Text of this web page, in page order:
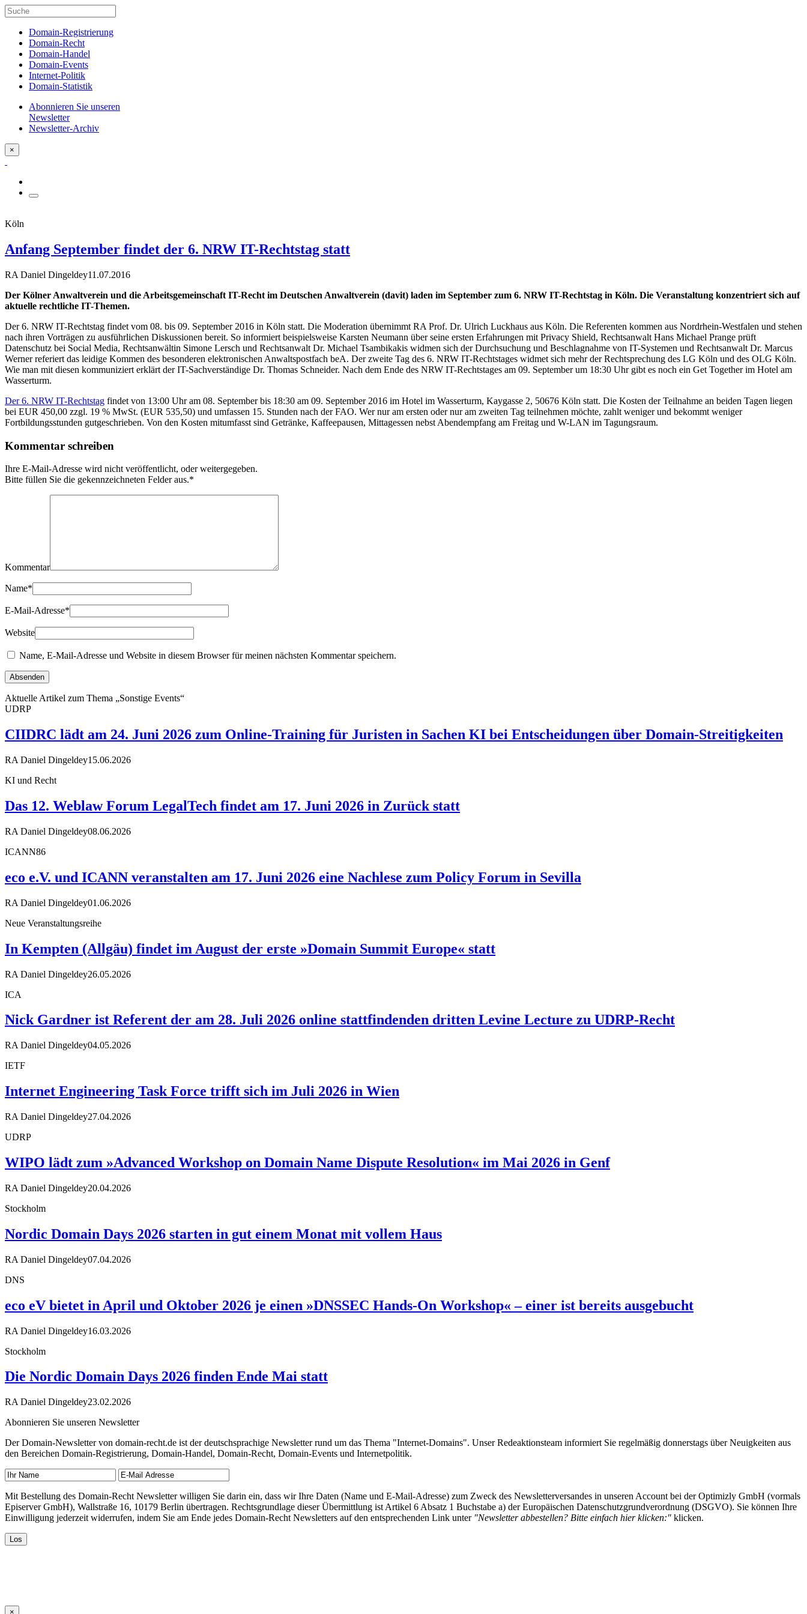
Domain-Registrierung
Domain-Recht
Domain-Handel
Domain-Events
Internet-Politik
Domain-Statistik
Abonnieren Sie unseren
Newsletter
Newsletter-Archiv
×
Köln
Anfang September findet der 6. NRW IT-Rechtstag statt
RA Daniel Dingeldey11.07.2016
Der Kölner Anwaltverein und die Arbeitsgemeinschaft IT-Recht im Deutschen Anwaltverein (davit) laden im September zum 6. NRW IT-Rechtstag in Köln. Die Veranstaltung konzentriert sich auf
aktuelle rechtliche IT-Themen.
Der 6. NRW IT-Rechtstag findet vom 08. bis 09. September 2016 in Köln statt. Die Moderation übernimmt RA Prof. Dr. Ulrich Luckhaus aus Köln. Die Referenten kommen aus Nordrhein-Westfalen und stehen
nach ihren Vorträgen zu ausführlichen Diskussionen bereit. So informiert beispielsweise Karsten Neumann über seine ersten Erfahrungen mit Privacy Shield, Rechtsanwalt Hans Michael Prange prüft
Datenschutz bei Social Media, Rechtsanwältin Simone Lersch und Rechtsanwalt Dr. Michael Tsambikakis widmen sich der Durchsuchung und Beschlagnahme von IT-Systemen und Rechtsanwalt Dr. Marcus
Werner referiert das leidige Kommen des besonderen elektronischen Anwaltspostfach beA. Der zweite Tag des 6. NRW IT-Rechtstages widmet sich mehr der Rechtsprechung des LG Köln und des OLG Köln.
Wie man mit diesen kommuniziert erklärt der IT-Sachverständige Dr. Thomas Schneider. Nach dem Ende des NRW IT-Rechtstages am 09. September um 18:30 Uhr gibt es noch ein Get Together im Hotel am
Wasserturm.
Der 6. NRW IT-Rechtstag findet von 13:00 Uhr am 08. September bis 18:30 am 09. September 2016 im Hotel im Wasserturm, Kaygasse 2, 50676 Köln statt. Die Kosten der Teilnahme an beiden Tagen liegen
bei EUR 450,00 zzgl. 19 % MwSt. (EUR 535,50) und umfassen 15. Stunden nach der FAO. Wer nur am ersten oder nur am zweiten Tag teilnehmen möchte, zahlt weniger und bekommt weniger
Fortbildungsstunden gutgeschrieben. Von den Kosten mitumfasst sind Getränke, Kaffeepausen, Mittagessen nebst Abendempfang am Freitag und W-LAN im Tagungsraum.
Kommentar schreiben
Ihre E-Mail-Adresse wird nicht veröffentlicht, oder weitergegeben.
Bitte füllen Sie die gekennzeichneten Felder aus.*
Kommentar
Name*
E-Mail-Adresse*
Website
Name, E-Mail-Adresse und Website in diesem Browser für meinen nächsten Kommentar speichern.
Aktuelle Artikel zum Thema „Sonstige Events“
UDRP
CIIDRC lädt am 24. Juni 2026 zum Online-Training für Juristen in Sachen KI bei Entscheidungen über Domain-Streitigkeiten
RA Daniel Dingeldey15.06.2026
KI und Recht
Das 12. Weblaw Forum LegalTech findet am 17. Juni 2026 in Zurück statt
RA Daniel Dingeldey08.06.2026
ICANN86
eco e.V. und ICANN veranstalten am 17. Juni 2026 eine Nachlese zum Policy Forum in Sevilla
RA Daniel Dingeldey01.06.2026
Neue Veranstaltungsreihe
In Kempten (Allgäu) findet im August der erste »Domain Summit Europe« statt
RA Daniel Dingeldey26.05.2026
ICA
Nick Gardner ist Referent der am 28. Juli 2026 online stattfindenden dritten Levine Lecture zu UDRP-Recht
RA Daniel Dingeldey04.05.2026
IETF
Internet Engineering Task Force trifft sich im Juli 2026 in Wien
RA Daniel Dingeldey27.04.2026
UDRP
WIPO lädt zum »Advanced Workshop on Domain Name Dispute Resolution« im Mai 2026 in Genf
RA Daniel Dingeldey20.04.2026
Stockholm
Nordic Domain Days 2026 starten in gut einem Monat mit vollem Haus
RA Daniel Dingeldey07.04.2026
DNS
eco eV bietet in April und Oktober 2026 je einen »DNSSEC Hands-On Workshop« – einer ist bereits ausgebucht
RA Daniel Dingeldey16.03.2026
Stockholm
Die Nordic Domain Days 2026 finden Ende Mai statt
RA Daniel Dingeldey23.02.2026
Abonnieren Sie unseren Newsletter
Der Domain-Newsletter von domain-recht.de ist der deutschsprachige Newsletter rund um das Thema "Internet-Domains". Unser Redeaktionsteam informiert Sie regelmäßig donnerstags über Neuigkeiten aus
den Bereichen Domain-Registrierung, Domain-Handel, Domain-Recht, Domain-Events und Internetpolitik.
Mit Bestellung des Domain-Recht Newsletter willigen Sie darin ein, dass wir Ihre Daten (Name und E-Mail-Adresse) zum Zweck des Newsletterversandes in unseren Account bei der Optimizly GmbH (vormals
Episerver GmbH), Wallstraße 16, 10179 Berlin übertragen. Rechtsgrundlage dieser Übermittlung ist Artikel 6 Absatz 1 Buchstabe a) der Europäischen Datenschutzgrundverordnung (DSGVO). Sie können Ihre
Einwilligung jederzeit widerrufen, indem Sie am Ende jedes Domain-Recht Newsletters auf den entsprechenden Link unter "Newsletter abbestellen? Bitte einfach hier klicken:" klicken.
×